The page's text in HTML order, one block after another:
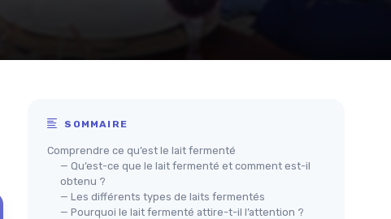
SOMMAIRE
Comprendre ce qu’est le lait fermenté
— Qu’est-ce que le lait fermenté et comment est-il
obtenu ?
— Les différents types de laits fermentés
— Pourquoi le lait fermenté attire-t-il l’attention ?